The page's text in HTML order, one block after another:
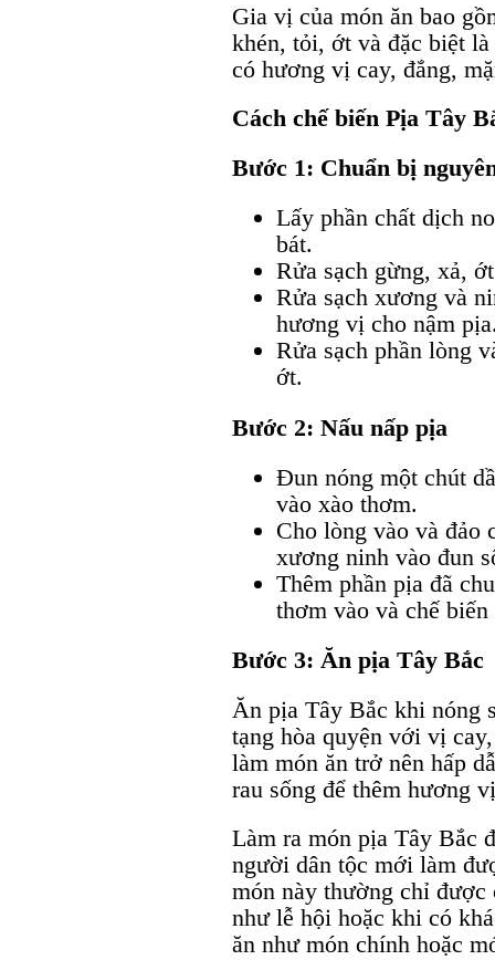
Gia vị của món ăn bao
khén, tỏi, ớt và đặc biệt
có hương vị cay, đắng,
Cách chế biến Pịa Tây
Bước 1: Chuẩn bị
Lấy phần chất dịch
bát.
Rửa sạch gừng, xả,
Rửa sạch xương và
hương vị cho nậm
Rửa sạch phần lòng
ớt.
Bước 2: Nấu nấp pịa
Đun nóng một chút
vào xào thơm.
Cho lòng vào và đảo
xương ninh vào đun
Thêm phần pịa đã
thơm vào và chế
Bước 3: Ăn pịa Tây Bắc
Ăn pịa Tây Bắc khi nóng
tạng hòa quyện với vị
làm món ăn trở nên hấp
rau sống để thêm hương
Làm ra món pịa Tây Bắc
người dân tộc mới làm
món này thường chỉ được
như lễ hội hoặc khi có
ăn như món chính hoặc